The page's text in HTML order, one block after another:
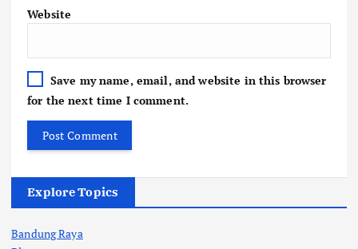
Website
Save my name, email, and website in this browser
for the next time I comment.
Explore Topics
Bandung Raya